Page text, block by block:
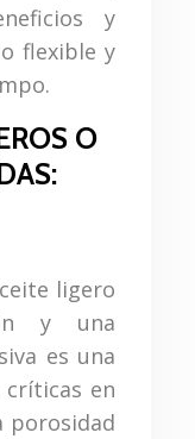
y
flexible y
O
ligero
y una
es una
críticas en
porosidad